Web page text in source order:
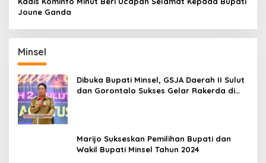
Joune Ganda
Minsel
Dibuka Bupati Minsel, GSJA Daerah II Sulut
dan Gorontalo Sukses Gelar Rakerda di
Marijo Sukseskan Pemilihan Bupati dan
Wakil Bupati Minsel Tahun 2024